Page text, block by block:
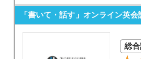
「書いて・話す」オンライン英
総